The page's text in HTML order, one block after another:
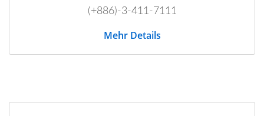
(+886)-3-411-7111
Mehr Details